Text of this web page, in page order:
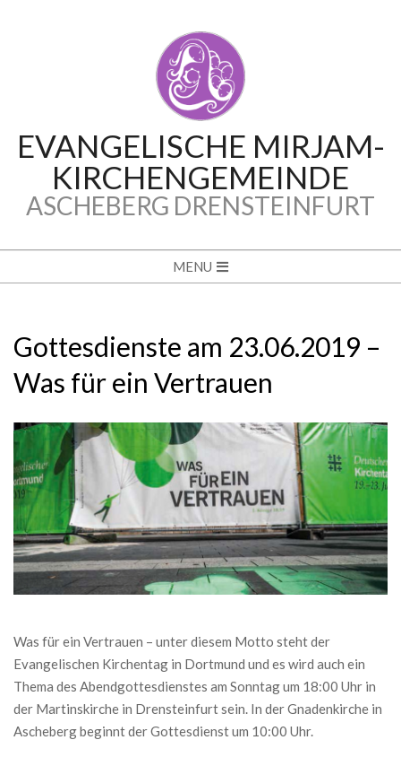
EVANGELISCHE MIRJAM-
KIRCHENGEMEINDE
ASCHEBERG DRENSTEINFURT
Navigation
MENU
Gottesdienste am 23.06.2019 –
Was für ein Vertrauen
Was für ein Vertrauen – unter diesem Motto steht der
Evangelischen Kirchentag in Dortmund und es wird auch ein
Thema des Abendgottesdienstes am Sonntag um 18:00 Uhr in
der Martinskirche in Drensteinfurt sein. In der Gnadenkirche in
Ascheberg beginnt der Gottesdienst um 10:00 Uhr.